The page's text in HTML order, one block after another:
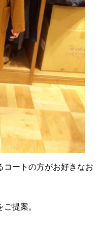
コートの方がお好きなお
提案。